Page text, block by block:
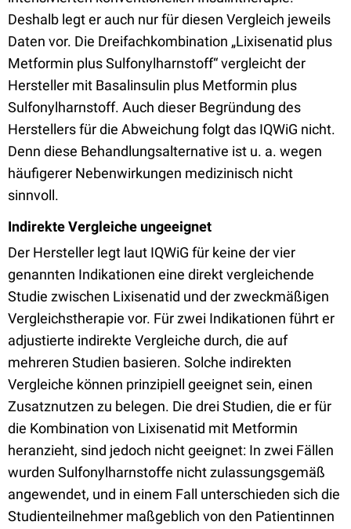
Deshalb legt er auch nur für diesen Vergleich jeweils
Daten vor. Die Dreifachkombination „Lixisenatid plus
Metformin plus Sulfonylharnstoff“ vergleicht der
Hersteller mit Basalinsulin plus Metformin plus
Sulfonylharnstoff. Auch dieser Begründung des
Herstellers für die Abweichung folgt das IQWiG nicht.
Denn diese Behandlungsalternative ist u. a. wegen
häufigerer Nebenwirkungen medizinisch nicht
sinnvoll.
Indirekte Vergleiche ungeeignet
Der Hersteller legt laut IQWiG für keine der vier
genannten Indikationen eine direkt vergleichende
Studie zwischen Lixisenatid und der zweckmäßigen
Vergleichstherapie vor. Für zwei Indikationen führt er
adjustierte indirekte Vergleiche durch, die auf
mehreren Studien basieren. Solche indirekten
Vergleiche können prinzipiell geeignet sein, einen
Zusatznutzen zu belegen. Die drei Studien, die er für
die Kombination von Lixisenatid mit Metformin
heranzieht, sind jedoch nicht geeignet: In zwei Fällen
wurden Sulfonylharnstoffe nicht zulassungsgemäß
angewendet, und in einem Fall unterschieden sich die
Studienteilnehmer maßgeblich von den Patientinnen